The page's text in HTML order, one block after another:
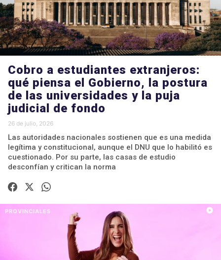
Cobro a estudiantes extranjeros:
qué piensa el Gobierno, la postura
de las universidades y la puja
judicial de fondo
26 de julio, 2026
Las autoridades nacionales sostienen que es una medida
legítima y constitucional, aunque el DNU que lo habilitó es
cuestionado. Por su parte, las casas de estudio
desconfían y critican la norma
PROVINCIALES